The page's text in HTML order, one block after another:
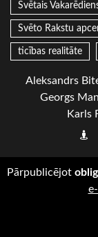
Svētais
Svēto Rakstu
ticības realitāte
Aleksandrs
Georgs
Karls
Pārpublicējot